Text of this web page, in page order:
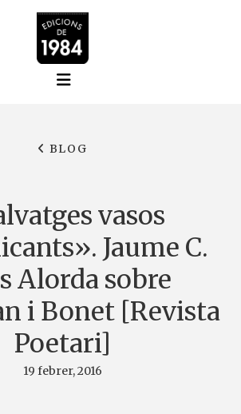
BLOG
vasos
Jaume C.
Alorda sobre
i Bonet [Revista
Poetari]
19 febrer, 2016